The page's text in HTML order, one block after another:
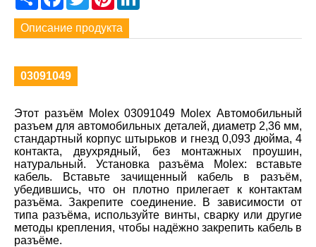
Описание продукта
03091049
Этот разъём Molex 03091049 Molex Автомобильный
разъем для автомобильных деталей, диаметр 2,36 мм,
стандартный корпус штырьков и гнезд 0,093 дюйма, 4
контакта, двухрядный, без монтажных проушин,
натуральный. Установка разъёма Molex: вставьте
кабель. Вставьте зачищенный кабель в разъём,
убедившись, что он плотно прилегает к контактам
разъёма. Закрепите соединение. В зависимости от
типа разъёма, используйте винты, сварку или другие
методы крепления, чтобы надёжно закрепить кабель в
разъёме.